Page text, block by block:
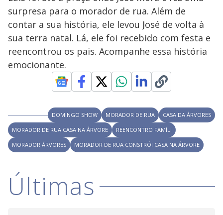
i
d
e
o
surpresa para o morador de rua. Além de
contar a sua história, ele levou José de volta à
sua terra natal. Lá, ele foi recebido com festa e
reencontrou os pais. Acompanhe essa história
emocionante.
DOMINGO SHOW MORADOR DE RUA
CASA DA ÁRVORES
MORADOR DE RUA CASA NA ÁRVORE
REENCONTRO FAMÍLI
MORADOR ÁRVORES
MORADOR DE RUA CONSTRÓI CASA NA ÁRVORE
Últimas